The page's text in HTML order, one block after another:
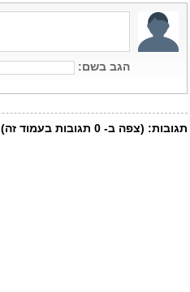
הגב בשם:
תגובות: (צפה ב- 0 תגובות בעמוד זה)